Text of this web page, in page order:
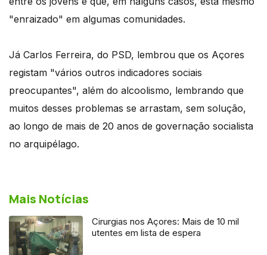
"enraizado" em algumas comunidades.
Já Carlos Ferreira, do PSD, lembrou que os Açores
registam "vários outros indicadores sociais
preocupantes", além do alcoolismo, lembrando que
muitos desses problemas se arrastam, sem solução,
ao longo de mais de 20 anos de governação socialista
no arquipélago.
Mais Notícias
Cirurgias nos Açores: Mais de 10 mil
utentes em lista de espera